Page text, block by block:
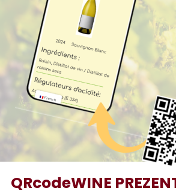
QRcodeWINE